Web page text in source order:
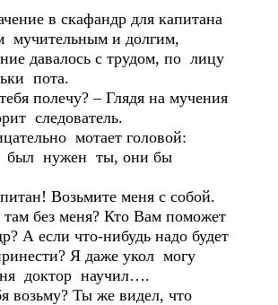
в скафандр для капитана
мучительным и долгим,
давалось с трудом, по лицу
пота.
полечу? – Глядя на мучения
следователь.
мотает головой:
нужен ты, они бы
Возьмите меня с собой.
без меня? Кто Вам поможет
А если что-нибудь надо будет
Я даже укол могу
доктор научил….
возьму? Ты же видел, что